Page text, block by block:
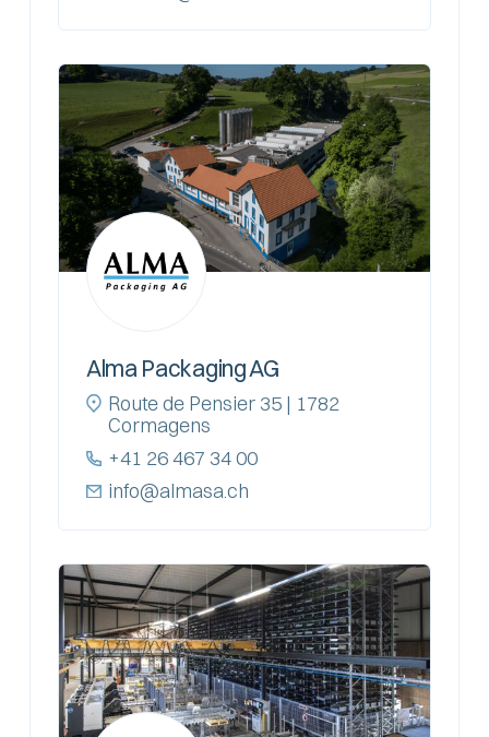
Alma Packaging AG
Route de Pensier 35 | 1782
Cormagens
+41 26 467 34 00
info@almasa.ch